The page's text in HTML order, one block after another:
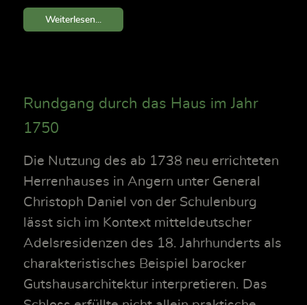
Weiterlesen...
Rundgang durch das Haus im Jahr
1750
Die Nutzung des ab 1738 neu errichteten
Herrenhauses in Angern unter General
Christoph Daniel von der Schulenburg
lässt sich im Kontext mitteldeutscher
Adelsresidenzen des 18. Jahrhunderts als
charakteristisches Beispiel barocker
Gutshausarchitektur interpretieren. Das